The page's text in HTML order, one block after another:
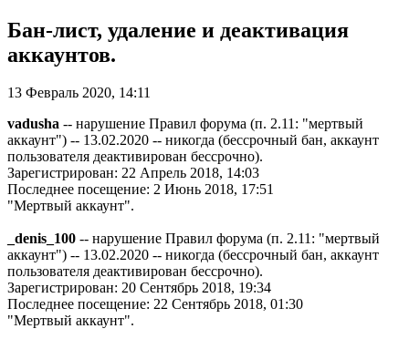
Бан-лист, удаление и деактивация
аккаунтов.
13 Февраль 2020, 14:11
vadusha -- нарушение Правил форума (п. 2.11: "мертвый
аккаунт") -- 13.02.2020 -- никогда (бессрочный бан, аккаунт
пользователя деактивирован бессрочно).
Зарегистрирован: 22 Апрель 2018, 14:03
Последнее посещение: 2 Июнь 2018, 17:51
"Мертвый аккаунт".
_denis_100 -- нарушение Правил форума (п. 2.11: "мертвый
аккаунт") -- 13.02.2020 -- никогда (бессрочный бан, аккаунт
пользователя деактивирован бессрочно).
Зарегистрирован: 20 Сентябрь 2018, 19:34
Последнее посещение: 22 Сентябрь 2018, 01:30
"Мертвый аккаунт".